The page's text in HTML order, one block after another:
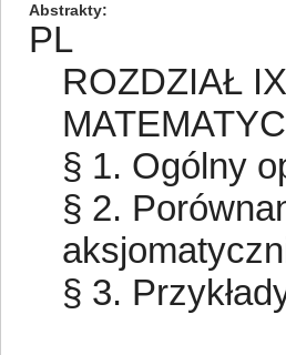
Abstrakty
PL
ROZDZIAŁ
§ 1. Ogólny
§ 2.
§ 3.